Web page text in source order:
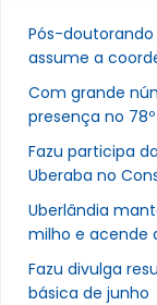
Pós-doutorando
assume a
Com grande
presença no
Fazu participa
Uberaba no
Uberlândia
milho e acende
Fazu divulga
básica de junho